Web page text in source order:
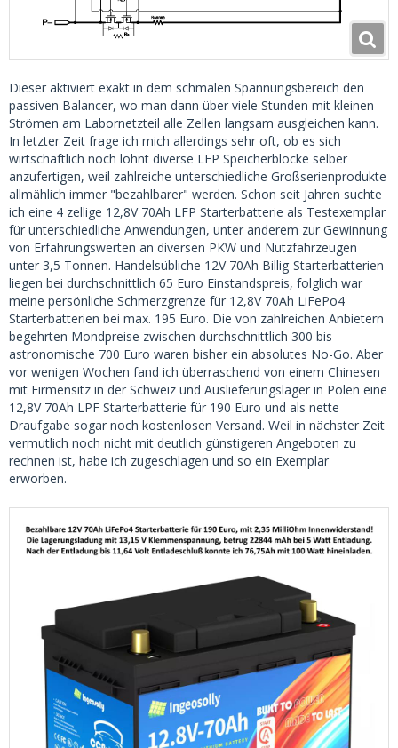
Dieser aktiviert exakt in dem schmalen Spannungsbereich den
passiven Balancer, wo man dann über viele Stunden mit kleinen
Strömen am Labornetzteil alle Zellen langsam ausgleichen kann.
In letzter Zeit frage ich mich allerdings sehr oft, ob es sich
wirtschaftlich noch lohnt diverse LFP Speicherblöcke selber
anzufertigen, weil zahlreiche unterschiedliche Großserienprodukte
allmählich immer "bezahlbarer" werden. Schon seit Jahren suchte
ich eine 4 zellige 12,8V 70Ah LFP Starterbatterie als Testexemplar
für unterschiedliche Anwendungen, unter anderem zur Gewinnung
von Erfahrungswerten an diversen PKW und Nutzfahrzeugen
unter 3,5 Tonnen. Handelsübliche 12V 70Ah Billig-Starterbatterien
liegen bei durchschnittlich 65 Euro Einstandspreis, folglich war
meine persönliche Schmerzgrenze für 12,8V 70Ah LiFePo4
Starterbatterien bei max. 195 Euro. Die von zahlreichen Anbietern
begehrten Mondpreise zwischen durchschnittlich 300 bis
astronomische 700 Euro waren bisher ein absolutes No-Go. Aber
vor wenigen Wochen fand ich überraschend von einem Chinesen
mit Firmensitz in der Schweiz und Auslieferungslager in Polen eine
12,8V 70Ah LPF Starterbatterie für 190 Euro und als nette
Draufgabe sogar noch kostenlosen Versand. Weil in nächster Zeit
vermutlich noch nicht mit deutlich günstigeren Angeboten zu
rechnen ist, habe ich zugeschlagen und so ein Exemplar
erworben.